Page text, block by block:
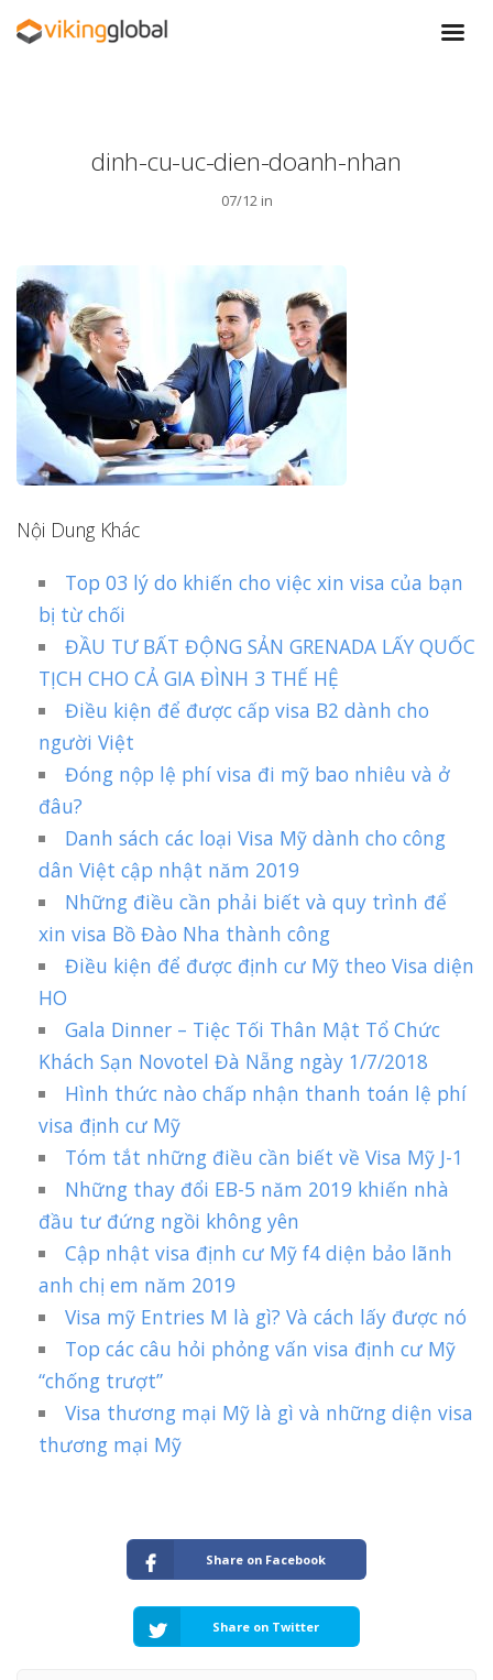
dinh-cu-uc-dien-doanh-nhan
07/12 in
Nội Dung Khác
Top 03 lý do khiến cho việc xin visa của bạn
bị từ chối
ĐẦU TƯ BẤT ĐỘNG SẢN GRENADA LẤY QUỐC
TỊCH CHO CẢ GIA ĐÌNH 3 THẾ HỆ
Điều kiện để được cấp visa B2 dành cho
người Việt
Đóng nộp lệ phí visa đi mỹ bao nhiêu và ở
đâu?
Danh sách các loại Visa Mỹ dành cho công
dân Việt cập nhật năm 2019
Những điều cần phải biết và quy trình để
xin visa Bồ Đào Nha thành công
Điều kiện để được định cư Mỹ theo Visa diện
HO
Gala Dinner – Tiệc Tối Thân Mật Tổ Chức
Khách Sạn Novotel Đà Nẵng ngày 1/7/2018
Hình thức nào chấp nhận thanh toán lệ phí
visa định cư Mỹ
Tóm tắt những điều cần biết về Visa Mỹ J-1
Những thay đổi EB-5 năm 2019 khiến nhà
đầu tư đứng ngồi không yên
Cập nhật visa định cư Mỹ f4 diện bảo lãnh
anh chị em năm 2019
Visa mỹ Entries M là gì? Và cách lấy được nó
Top các câu hỏi phỏng vấn visa định cư Mỹ
“chống trượt”
Visa thương mại Mỹ là gì và những diện visa
thương mại Mỹ
Share on Facebook
Share on Twitter